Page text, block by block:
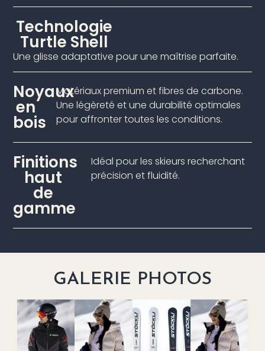
Technologie
Turtle Shell
Une glisse adaptative pour une maîtrise parfaite.
Noyaux
en
bois
Matériaux premium et fibres de carbone.
Une légèreté et une durabilité optimales
pour affronter toutes les conditions.
Finitions
haut
de
gamme
Idéal pour les skieurs recherchant
précision et fluidité.
GALERIE PHOTOS